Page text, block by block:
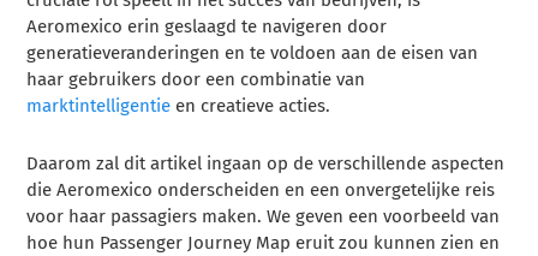
Aeromexico erin geslaagd te navigeren door
generatieveranderingen en te voldoen aan de eisen van
haar gebruikers door een combinatie van
marktintelligentie en creatieve acties.
Daarom zal dit artikel ingaan op de verschillende aspecten
die Aeromexico onderscheiden en een onvergetelijke reis
voor haar passagiers maken. We geven een voorbeeld van
hoe hun Passenger Journey Map eruit zou kunnen zien en